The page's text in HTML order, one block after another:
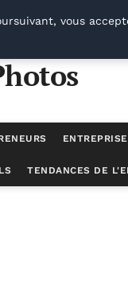
ENTREPRISE
TENDANCES DE
entrepreneurs
vous